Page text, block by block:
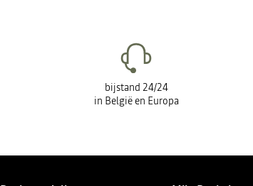
bijstand 24/24
in België en Europa